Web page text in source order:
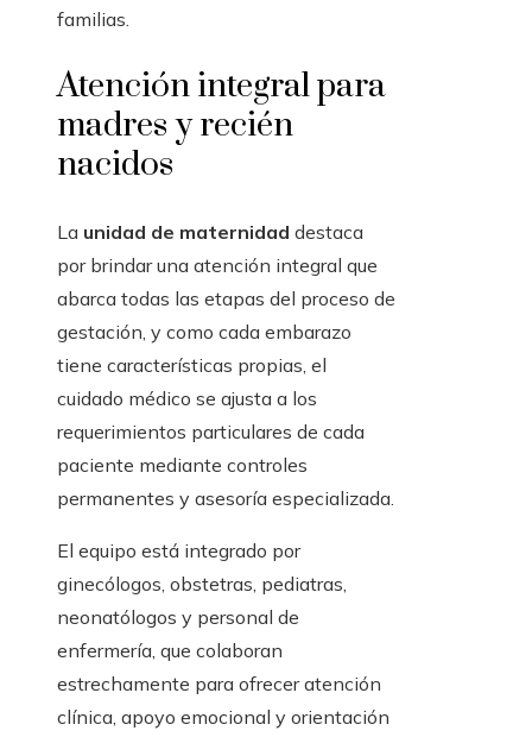
familias.
Atención integral para
madres y recién
nacidos
La unidad de maternidad destaca
por brindar una atención integral que
abarca todas las etapas del proceso de
gestación, y como cada embarazo
tiene características propias, el
cuidado médico se ajusta a los
requerimientos particulares de cada
paciente mediante controles
permanentes y asesoría especializada.
El equipo está integrado por
ginecólogos, obstetras, pediatras,
neonatólogos y personal de
enfermería, que colaboran
estrechamente para ofrecer atención
clínica, apoyo emocional y orientación